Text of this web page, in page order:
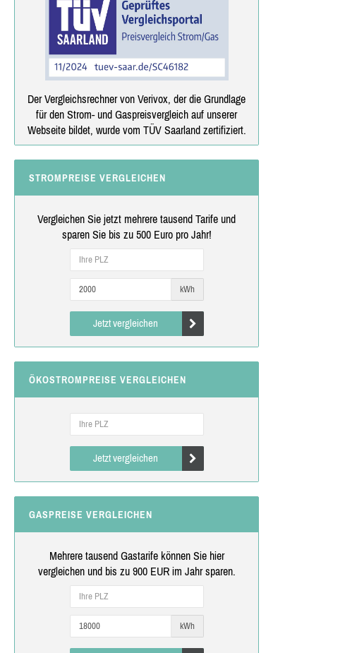
Der Vergleichsrechner von Verivox, der die Grundlage
für den Strom- und Gaspreisvergleich auf unserer
Webseite bildet, wurde vom TÜV Saarland zertifiziert.
STROMPREISE VERGLEICHEN
Vergleichen Sie jetzt mehrere tausend Tarife und
sparen Sie bis zu 500 Euro pro Jahr!
kWh
Jetzt vergleichen
ÖKOSTROMPREISE VERGLEICHEN
Jetzt vergleichen
GASPREISE VERGLEICHEN
Mehrere tausend Gastarife können Sie hier
vergleichen und bis zu 900 EUR im Jahr sparen.
kWh